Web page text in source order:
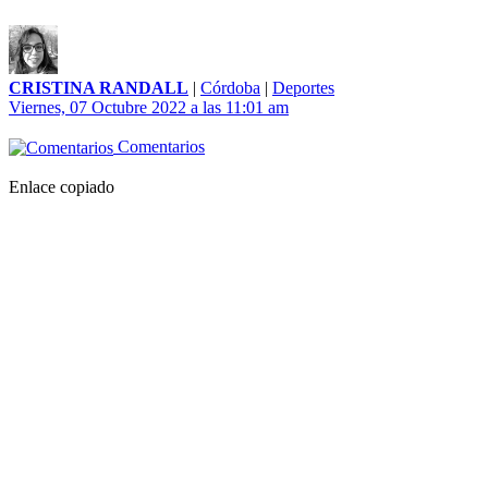
CRISTINA RANDALL | Córdoba | Deportes
Viernes, 07 Octubre 2022 a las 11:01 am
Comentarios
Enlace copiado